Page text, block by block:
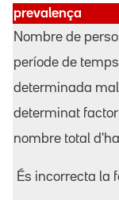
prevalença
Nombre de
període de
determinada
determinat
nombre total
És incorrecta la